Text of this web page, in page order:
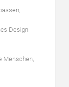
Design
Menschen,